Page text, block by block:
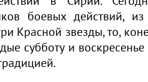
боевых действий,
Красной звезды, то,
субботу и